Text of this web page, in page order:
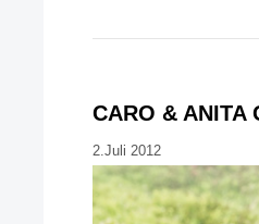
CARO & ANITA
2.Juli 2012